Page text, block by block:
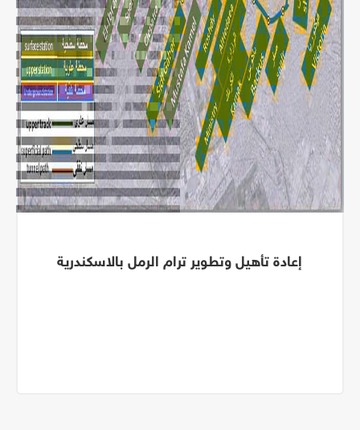
إعادة تأهيل وتطوير ترام الرمل بالاسكندرية